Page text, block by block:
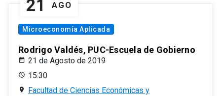
21 AGO
Microeconomía Aplicada
Rodrigo Valdés, PUC-Escuela de Gobierno
21 de Agosto de 2019
15:30
Facultad de Ciencias Económicas y